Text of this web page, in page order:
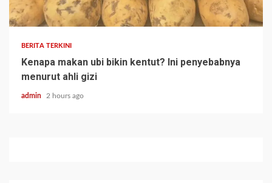
BERITA TERKINI
Kenapa makan ubi bikin kentut? Ini penyebabnya
menurut ahli gizi
admin 2 hours ago